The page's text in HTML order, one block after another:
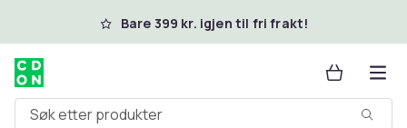
Hopp til hovedinnholdBare 399 kr. igjen til fri frakt!
Søk etter produkter